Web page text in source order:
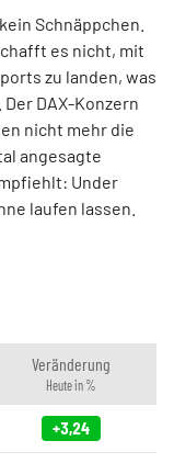
Schnäppchen.
es nicht, mit
zu landen, was
DAX-Konzern
nicht mehr die
angesagte
Under
laufen lassen.
Veränderung
Heute in %
+3,24